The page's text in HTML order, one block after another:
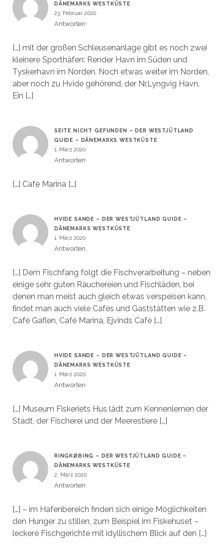
DÄNEMARKS WESTKÜSTE
23. Februar 2020
Antworten
[…] mit der großen Schleusenanlage gibt es noch zwei
kleinere Sporthäfen: Render Havn im Süden und
Tyskerhavn im Norden. Noch etwas weiter im Norden,
aber noch zu Hvide gehörend, der Nr.Lyngvig Havn.
Ein […]
SEITE NICHT GEFUNDEN – DER WESTJÜTLAND
GUIDE – DÄNEMARKS WESTKÜSTE
1. März 2020
Antworten
[…] Café Marina […]
HVIDE SANDE – DER WESTJÜTLAND GUIDE –
DÄNEMARKS WESTKÜSTE
1. März 2020
Antworten
[…] Dem Fischfang folgt die Fischverarbeitung – neben
einige sehr guten Räuchereien und Fischläden, bei
denen man meist auch gleich etwas verspeisen kann,
findet man auch viele Cafés und Gaststätten wie z.B.
Café Gaflen, Café Marina, Ejvinds Café […]
HVIDE SANDE – DER WESTJÜTLAND GUIDE –
DÄNEMARKS WESTKÜSTE
1. März 2020
Antworten
[…] Museum Fiskeriets Hus lädt zum Kennenlernen der
Stadt, der Fischerei und der Meerestiere […]
RINGKØBING – DER WESTJÜTLAND GUIDE –
DÄNEMARKS WESTKÜSTE
2. März 2020
Antworten
[…] – im Hafenbereich finden sich einige Möglichkeiten
den Hunger zu stillen, zum Beispiel im Fiskehuset –
leckere Fischgerichte mit idyllischem Blick auf den […]